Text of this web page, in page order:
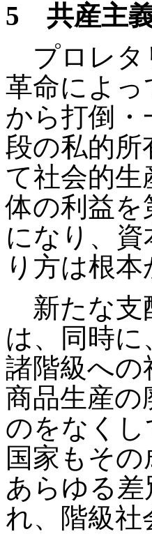
5 共産主
プロレタ
革命によ
から打倒
段の私的所
て社会的生
体の利益
になり、
り方は根
新たな支
は、同時
諸階級への
商品生産
のをなく
国家もそ
あらゆる
れ、階級社